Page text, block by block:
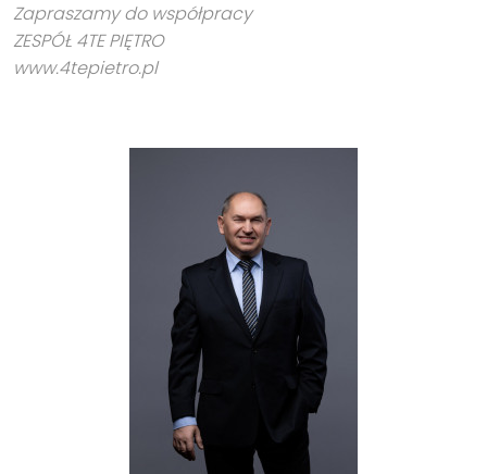
Zapraszamy do współpracy
ZESPÓŁ 4TE PIĘTRO
www.4tepietro.pl